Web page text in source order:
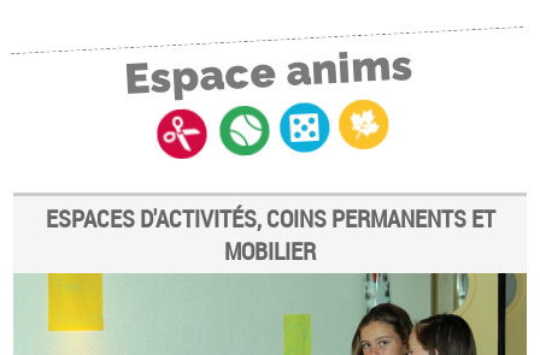
Espace anims
ESPACES D'ACTIVITÉS, COINS PERMANENTS ET
MOBILIER